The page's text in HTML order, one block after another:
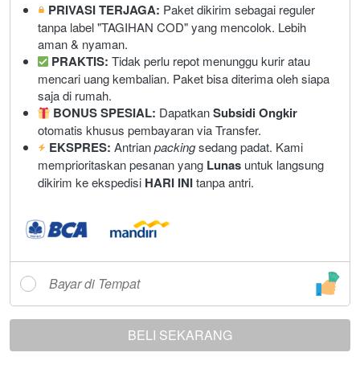
PRIVASI TERJAGA: Paket dikirim sebagai reguler
tanpa label "TAGIHAN COD" yang mencolok. Lebih
aman & nyaman.
PRAKTIS: Tidak perlu repot menunggu kurir atau
mencari uang kembalian. Paket bisa diterima oleh siapa
saja di rumah.
BONUS SPESIAL: Dapatkan Subsidi Ongkir
otomatis khusus pembayaran via Transfer.
EKSPRES: Antrian packing sedang padat. Kami
memprioritaskan pesanan yang Lunas untuk langsung
dikirim ke ekspedisi HARI INI tanpa antri.
Bayar di Tempat
`BELI SEKARANG